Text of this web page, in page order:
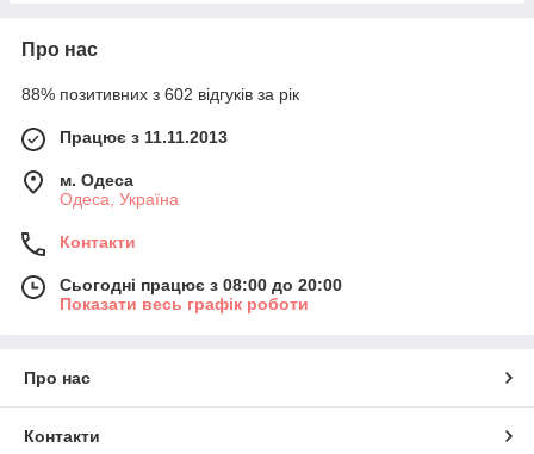
Про нас
88% позитивних з 602 відгуків за рік
Працює з 11.11.2013
м. Одеса
Одеса, Україна
Контакти
Сьогодні працює з 08:00 до 20:00
Показати весь графік роботи
Про нас
Контакти